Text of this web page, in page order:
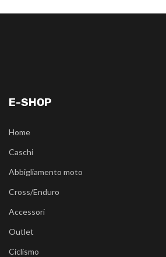
E-SHOP
Home
Caschi
Abbigliamento moto
Cross/Enduro
Accessori
Outlet
Ciclismo